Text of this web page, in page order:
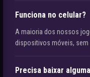
Funciona no celular?
A maioria dos nossos
dispositivos móveis,
Precisa baixar